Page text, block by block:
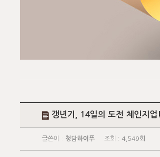
갱년기, 14일의 도전 체인지
글쓴이 : 청담하이푸 조회 : 4,549회